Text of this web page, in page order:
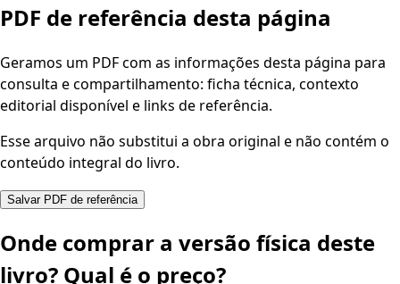
PDF de referência desta página
Geramos um PDF com as informações desta página para
consulta e compartilhamento: ficha técnica, contexto
editorial disponível e links de referência.
Esse arquivo não substitui a obra original e não contém o
conteúdo integral do livro.
Salvar PDF de referência
Onde comprar a versão física deste
livro? Qual é o preço?